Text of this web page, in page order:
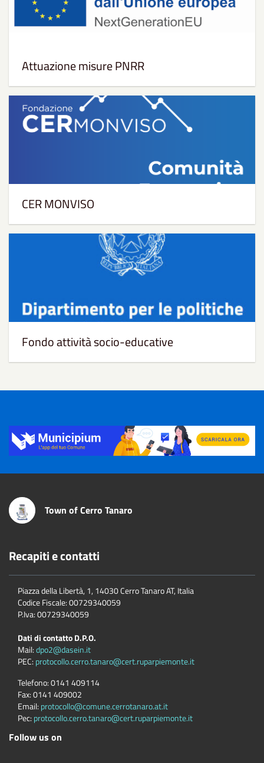
Attuazione misure PNRR
CER MONVISO
Fondo attività socio-educative
Title
Town of Cerro Tanaro
Recapiti e contatti
Piazza della Libertà, 1, 14030 Cerro Tanaro AT, Italia
Codice Fiscale: 00729340059
P.Iva: 00729340059
Dati di contatto D.P.O.
Mail:dpo2@dasein.it
PEC: protocollo.cerro.tanaro@cert.ruparpiemonte.it
Telefono:0141 409114
Fax:0141 409002
Email: protocollo@comune.cerrotanaro.at.it
Pec: protocollo.cerro.tanaro@cert.ruparpiemonte.it
Follow us on